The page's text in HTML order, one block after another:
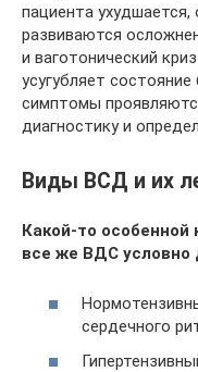
пациента
развиваются
и ваготонический
усугубляет
симптомы
диагностику и
Виды ВСД и их
Какой-то особенной
все же ВДС
сердечного